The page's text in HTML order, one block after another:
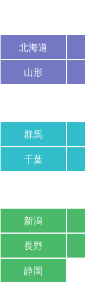
北海道
山形
群馬
千葉
新潟
長野
静岡